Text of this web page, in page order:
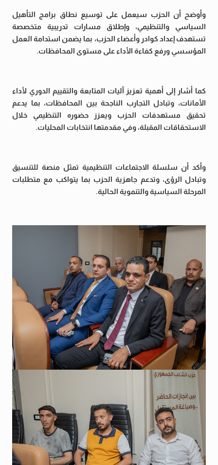
وأوضح أن الحزب سيعمل على توسيع نطاق برامج التأهيل
السياسي والتنظيمي، وإطلاق مسارات تدريبية متخصصة
تستهدف إعداد كوادر وأعضاء الحزب، بما يضمن استدامة العمل
المؤسسي ورفع كفاءة الأداء على مستوى المحافظات.
كما أشار إلى أهمية تعزيز آليات المتابعة والتقييم الدوري لأداء
الأمانات، وتبادل التجارب الناجحة بين المحافظات، بما يدعم
تحقيق مستهدفات الحزب ويعزز حضوره التنظيمي خلال
الاستحقاقات المقبلة، وفي مقدمتها انتخابات المحليات.
وأكد أن سلسلة الاجتماعات التنظيمية تمثل منصة للتنسيق
وتبادل الرؤى، وتدعم جاهزية الحزب بما يتواكب مع متطلبات
المرحلة السياسية والتنموية الحالية.